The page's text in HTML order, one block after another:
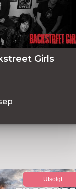
Girls
Utsolgt